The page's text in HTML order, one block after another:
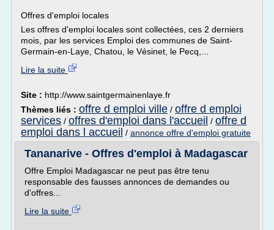
Offres d'emploi locales
Les offres d'emploi locales sont collectées, ces 2 derniers
mois, par les services Emploi des communes de Saint-
Germain-en-Laye, Chatou, le Vésinet, le Pecq,...
Lire la suite
Site : http://www.saintgermainenlaye.fr
Thèmes liés : offre d emploi ville / offre d emploi
services / offres d'emploi dans l'accueil / offre d
emploi dans l accueil / annonce offre d'emploi gratuite
Tananarive - Offres d'emploi à Madagascar
Offre Emploi Madagascar ne peut pas être tenu
responsable des fausses annonces de demandes ou
d'offres...
Lire la suite